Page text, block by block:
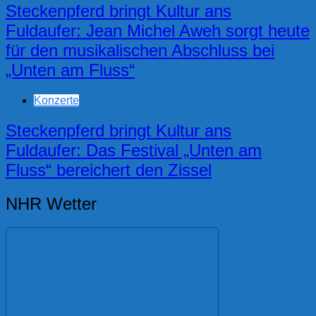
Steckenpferd bringt Kultur ans
Fuldaufer: Jean Michel Aweh sorgt heute
für den musikalischen Abschluss bei
„Unten am Fluss“
Konzerte
Steckenpferd bringt Kultur ans
Fuldaufer: Das Festival „Unten am
Fluss“ bereichert den Zissel
NHR Wetter